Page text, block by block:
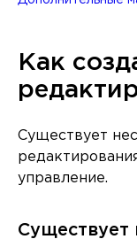
Как
Существует
управление.
Существует